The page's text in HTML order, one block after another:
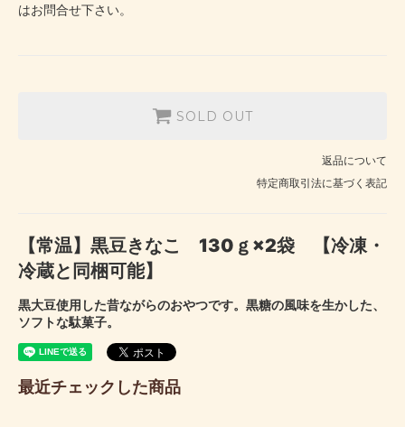
はお問合せ下さい。
SOLD OUT
返品について
特定商取引法に基づく表記
【常温】黒豆きなこ 130ｇ×2袋 【冷凍・
冷蔵と同梱可能】
黒大豆使用した昔ながらのおやつです。黒糖の風味を生かした、
ソフトな駄菓子。
最近チェックした商品